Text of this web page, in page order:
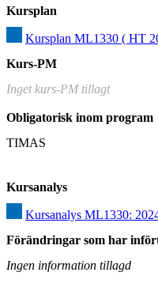
Kursplan
Kursplan ML1330 ( HT
Kurs-PM
Inget kurs-PM tillagt
Obligatorisk inom program
TIMAS
Kursanalys
Kursanalys ML1330:
Förändringar som har
Ingen information tillagd